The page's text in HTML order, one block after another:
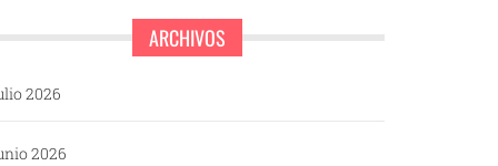
ARCHIVOS
2026
2026